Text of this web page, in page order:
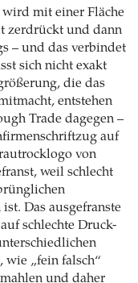
mit einer Fläche
zerdrückt und dann
– und das verbindet
sich nicht exakt
die das
entstehen
Trade dagegen –
auf
von
weil schlecht
Das ausgefranste
schlechte Druck-
wie „fein falsch“
und daher